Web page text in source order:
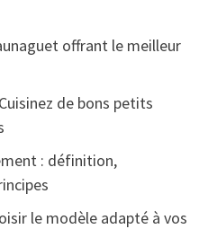
offrant le meilleur
de bons petits
: définition,
le modèle adapté à vos